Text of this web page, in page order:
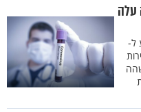
עלה
ל-